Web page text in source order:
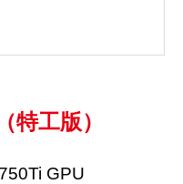
特工版）
GPU